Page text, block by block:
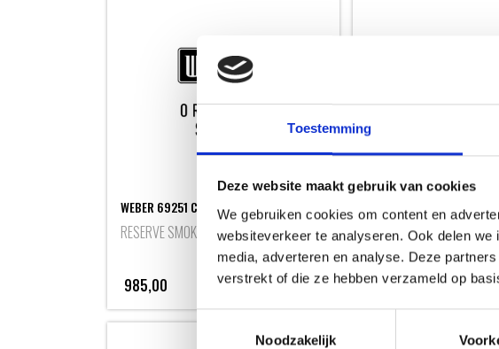
Toestemming
Deze website maakt gebruik van cookies
We gebruiken cookies om content en
websiteverkeer te analyseren. Ook delen
media, adverteren en analyse. Deze
verstrekt of die ze hebben verzameld op
Toestemmingsselectie
Noodzakelijk
WEBER 69251 COOKBOX ASSEMBLY, EX-4
RESERVE SMOKEFIRE
985,00
WEBER 69259 LID
WASHERS)
RESERVE SMOKEFIRE
4,99